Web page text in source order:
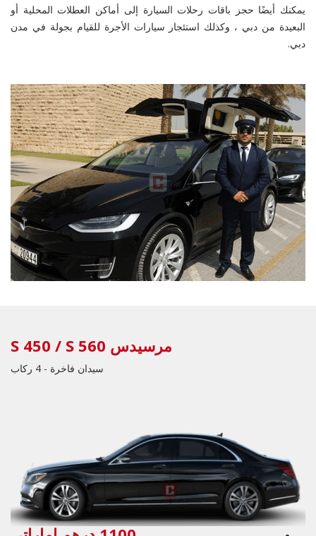
يمكنك أيضًا حجز باقات رحلات السيارة إلى أماكن العطلات المحلية أو
البعيدة من دبي ، وكذلك استئجار سيارات الأجرة للقيام بجولة في مدن
دبي.
مرسيدس S 450 / S 560
سيدان فاخرة - 4 ركاب